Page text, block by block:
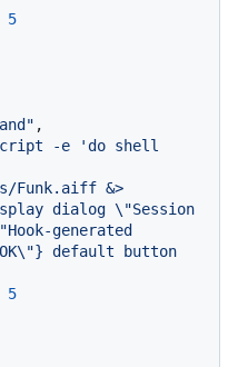
5
,
-e 'do shell
Funk.aiff &>
dialog \"Session
generated
default button
5